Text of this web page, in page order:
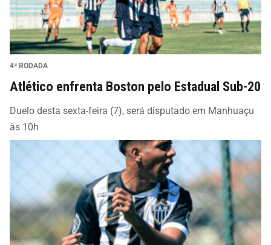
4ª RODADA
Atlético enfrenta Boston pelo Estadual Sub-20
Duelo desta sexta-feira (7), será disputado em Manhuaçu
às 10h